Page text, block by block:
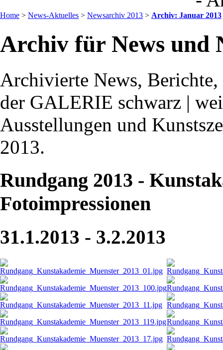
Home > News-Aktuelles > Newsarchiv 2013 > Archiv: Januar 2013
Archiv für News und
Archivierte News,
der GALERIE schwarz |
Ausstellungen und
2013.
Rundgang 2013 -
Fotoimpressionen
31.1.2013 - 3.2.2013